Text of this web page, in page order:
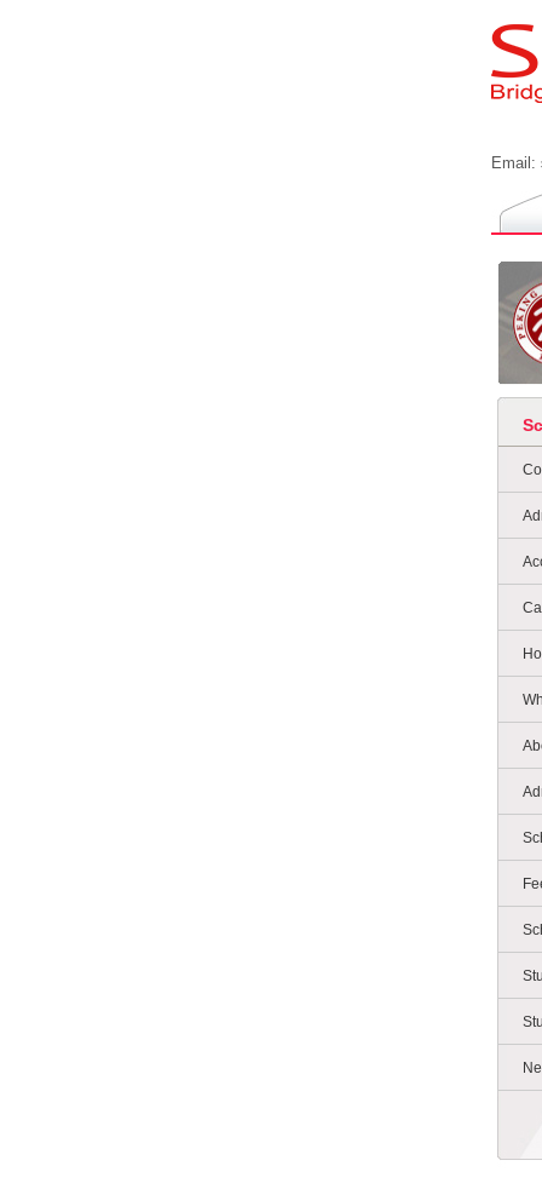
Email: